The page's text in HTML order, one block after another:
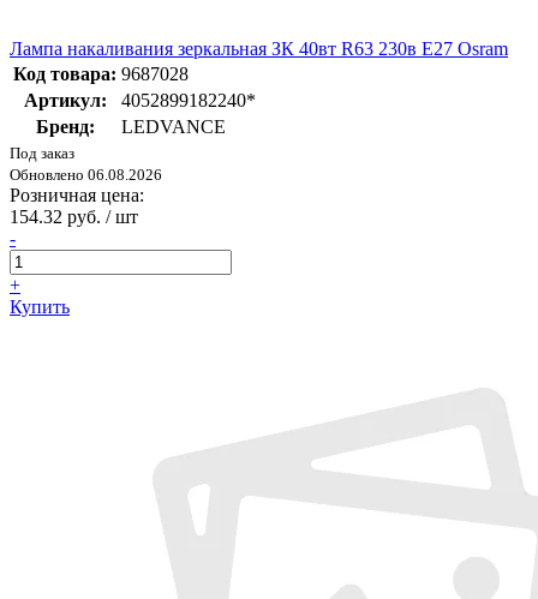
Лампа накаливания зеркальная ЗК 40вт R63 230в E27 Osram
Код товара: 9687028
Артикул:
4052899182240*
Бренд:
LEDVANCE
Под заказ
Обновлено 06.08.2026
Розничная цена:
154.32 руб. / шт
-
+
Купить